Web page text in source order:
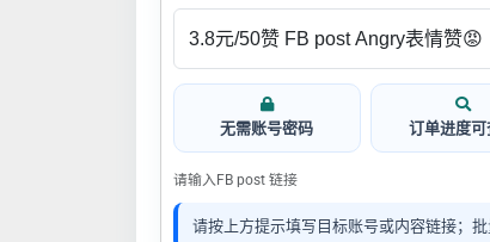
无需账号密码 订单进度可
请输入FB post 链接
请按上方提示填写目标账号或内容链接；批